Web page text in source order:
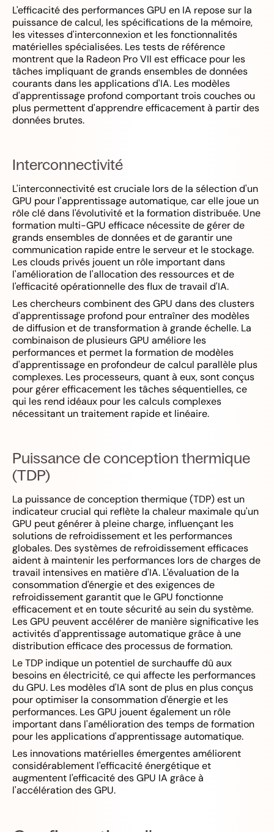
L'efficacité des performances GPU en IA repose sur la
puissance de calcul, les spécifications de la mémoire,
les vitesses d'interconnexion et les fonctionnalités
matérielles spécialisées. Les tests de référence
montrent que la Radeon Pro VII est efficace pour les
tâches impliquant de grands ensembles de données
courants dans les applications d'IA. Les modèles
d'apprentissage profond comportant trois couches ou
plus permettent d'apprendre efficacement à partir des
données brutes.
Interconnectivité
L'interconnectivité est cruciale lors de la sélection d'un
GPU pour l'apprentissage automatique, car elle joue un
rôle clé dans l'évolutivité et la formation distribuée. Une
formation multi-GPU efficace nécessite de gérer de
grands ensembles de données et de garantir une
communication rapide entre le serveur et le stockage.
Les clouds privés jouent un rôle important dans
l'amélioration de l'allocation des ressources et de
l'efficacité opérationnelle des flux de travail d'IA.
Les chercheurs combinent des GPU dans des clusters
d'apprentissage profond pour entraîner des modèles
de diffusion et de transformation à grande échelle. La
combinaison de plusieurs GPU améliore les
performances et permet la formation de modèles
d'apprentissage en profondeur de calcul parallèle plus
complexes. Les processeurs, quant à eux, sont conçus
pour gérer efficacement les tâches séquentielles, ce
qui les rend idéaux pour les calculs complexes
nécessitant un traitement rapide et linéaire.
Puissance de conception thermique
(TDP)
La puissance de conception thermique (TDP) est un
indicateur crucial qui reflète la chaleur maximale qu'un
GPU peut générer à pleine charge, influençant les
solutions de refroidissement et les performances
globales. Des systèmes de refroidissement efficaces
aident à maintenir les performances lors de charges de
travail intensives en matière d'IA. L'évaluation de la
consommation d'énergie et des exigences de
refroidissement garantit que le GPU fonctionne
efficacement et en toute sécurité au sein du système.
Les GPU peuvent accélérer de manière significative les
activités d'apprentissage automatique grâce à une
distribution efficace des processus de formation.
Le TDP indique un potentiel de surchauffe dû aux
besoins en électricité, ce qui affecte les performances
du GPU. Les modèles d'IA sont de plus en plus conçus
pour optimiser la consommation d'énergie et les
performances. Les GPU jouent également un rôle
important dans l'amélioration des temps de formation
pour les applications d'apprentissage automatique.
Les innovations matérielles émergentes améliorent
considérablement l'efficacité énergétique et
augmentent l'efficacité des GPU IA grâce à
l'accélération des GPU.